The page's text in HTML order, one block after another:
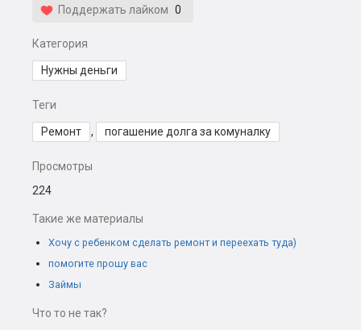
Поддержать лайком 0
Категория
Нужны деньги
Теги
Ремонт , погашение долга за комуналку
Просмотры
224
Такие же материалы
Хочу с ребенком сделать ремонт и переехать туда)
помогите прошу вас
Займы
Что то не так?